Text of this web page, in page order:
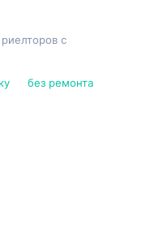
с
без ремонта